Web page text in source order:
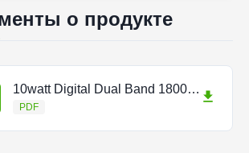
о продукте
10watt Digital Dual Band 1800-2100(2)-2600-90-40.pdf
PDF